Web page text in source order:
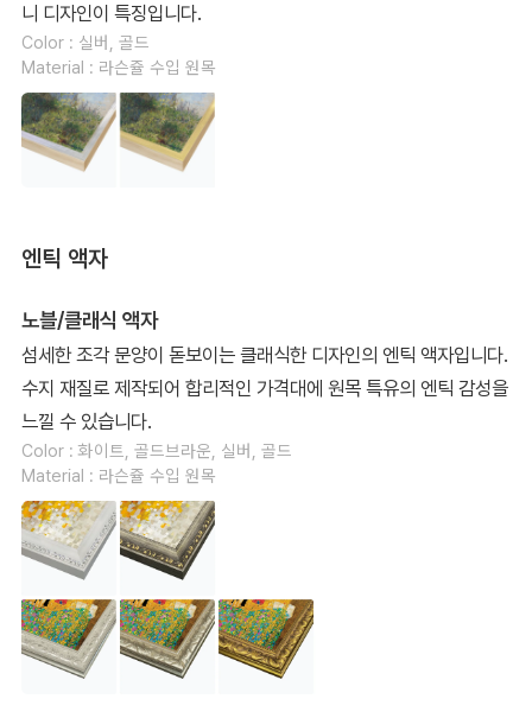
니 디자인이 특징입니다.
Color : 실버, 골드
Material : 라슨쥴 수입 원목
엔틱 액자
노블/클래식 액자
섬세한 조각 문양이 돋보이는 클래식한 디자인의 엔틱 액자입니다.
수지 재질로 제작되어 합리적인 가격대에 원목 특유의 엔틱 감성을
느낄 수 있습니다.
Color : 화이트, 골드브라운, 실버, 골드
Material : 라슨쥴 수입 원목